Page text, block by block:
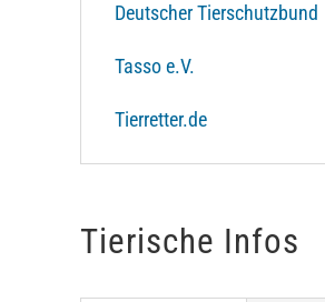
Deutscher Tierschutzbund
Tasso e.V.
Tierretter.de
Tierische Infos